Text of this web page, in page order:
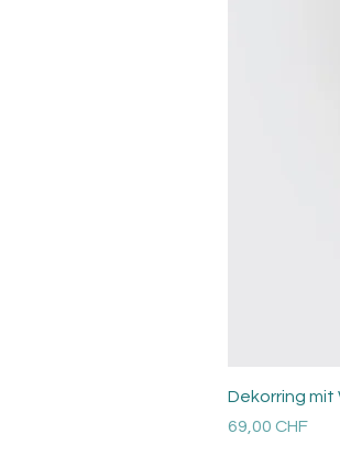
Dekorring
Prix
69,00 CHF